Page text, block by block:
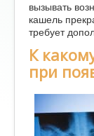
вызывать
кашель
требует
К
при